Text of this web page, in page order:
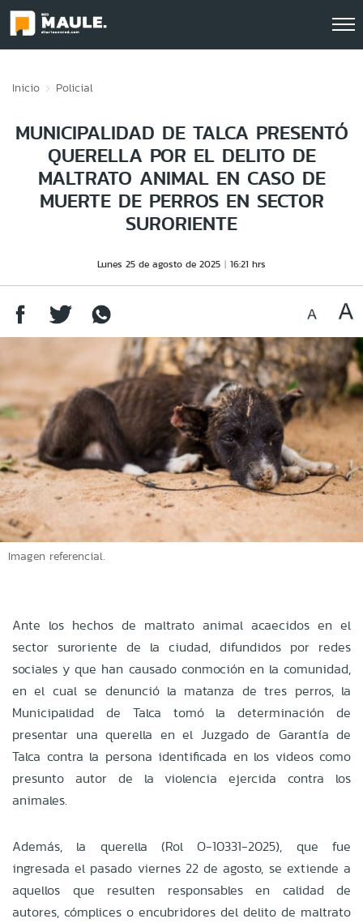
Inicio Policial
MUNICIPALIDAD DE TALCA PRESENTÓ
QUERELLA POR EL DELITO DE
MALTRATO ANIMAL EN CASO DE
MUERTE DE PERROS EN SECTOR
SURORIENTE
Lunes 25 de agosto de 2025 16:21 hrs
Imagen referencial.
Ante los hechos de maltrato animal acaecidos en el
sector suroriente de la ciudad, difundidos por redes
sociales y que han causado conmoción en la comunidad,
en el cual se denunció la matanza de tres perros, la
Municipalidad de Talca tomó la determinación de
presentar una querella en el Juzgado de Garantía de
Talca contra la persona identificada en los videos como
presunto autor de la violencia ejercida contra los
animales.
Además, la querella (Rol O-10331-2025), que fue
ingresada el pasado viernes 22 de agosto, se extiende a
aquellos que resulten responsables en calidad de
autores, cómplices o encubridores del delito de maltrato